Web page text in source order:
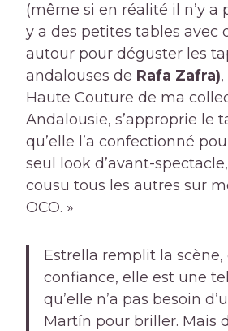
(même si en réalité il n’y a
y a des petites tables avec
autour pour déguster les
andalouses de Rafa Zafra)
Haute Couture de ma
Andalousie, s’approprie le
qu’elle l’a confectionné
seul look d’avant-
cousu tous les autres sur
OCO. »
Estrella remplit la
confiance, elle est une
qu’elle n’a pas besoin
Martín pour briller. Mais